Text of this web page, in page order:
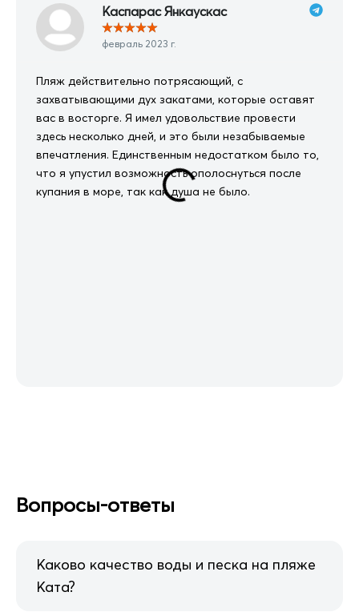
Каспарас Янкаускас
★★★★★
февраль 2023 г.
Пляж действительно потрясающий, с
захватывающими дух закатами, которые оставят
вас в восторге. Я имел удовольствие провести
здесь несколько дней, и это были незабываемые
впечатления. Единственным недостатком было то,
что я упустил возможность ополоснуться после
купания в море, так как душа не было.
Вопросы-ответы
Каково качество воды и песка на пляже
Ката?